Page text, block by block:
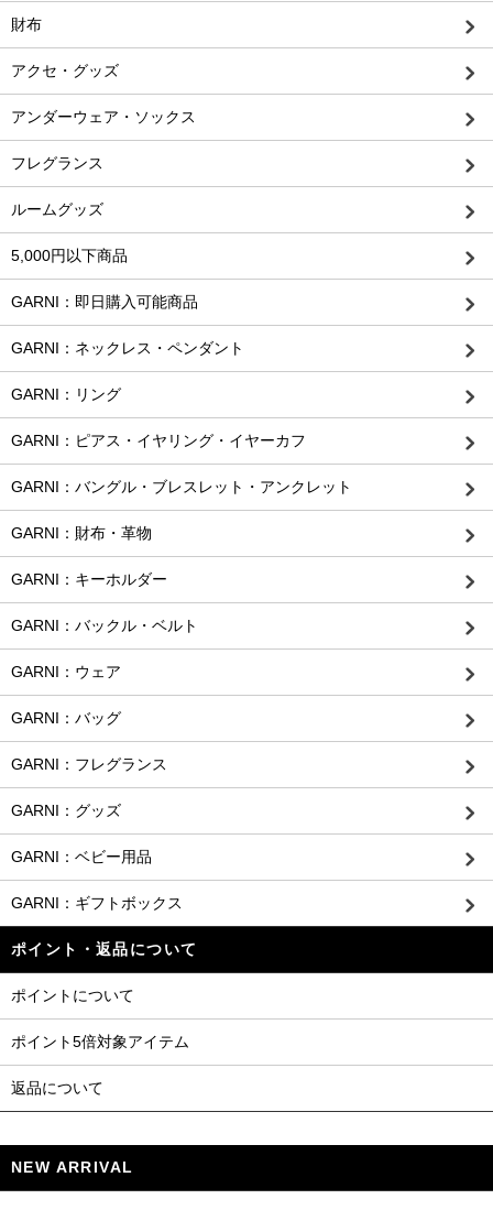
財布
アクセ・グッズ
アンダーウェア・ソックス
フレグランス
ルームグッズ
5,000円以下商品
GARNI：即日購入可能商品
GARNI：ネックレス・ペンダント
GARNI：リング
GARNI：ピアス・イヤリング・イヤーカフ
GARNI：バングル・ブレスレット・アンクレット
GARNI：財布・革物
GARNI：キーホルダー
GARNI：バックル・ベルト
GARNI：ウェア
GARNI：バッグ
GARNI：フレグランス
GARNI：グッズ
GARNI：ベビー用品
GARNI：ギフトボックス
ポイント・返品について
ポイントについて
ポイント5倍対象アイテム
返品について
NEW ARRIVAL